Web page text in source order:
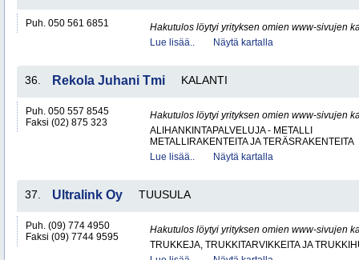
Puh. 050 561 6851
Hakutulos löytyi yrityksen omien www-sivujen
Lue lisää..
Näytä kartalla
36. Rekola Juhani Tmi KALANTI
Puh. 050 557 8545
Faksi (02) 875 323
Hakutulos löytyi yrityksen omien www-sivujen
ALIHANKINTAPALVELUJA - METALLI
METALLIRAKENTEITA JA TERÄSRAKENTEITA
Lue lisää..
Näytä kartalla
37. Ultralink Oy TUUSULA
Puh. (09) 774 4950
Faksi (09) 7744 9595
Hakutulos löytyi yrityksen omien www-sivujen
TRUKKEJA, TRUKKITARVIKKEITA JA